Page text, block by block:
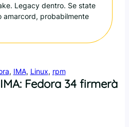
Legacy dentro. Se state
amarcord, probabilmente
, IMA, Linux, rpm
Fedora 34 firmerà